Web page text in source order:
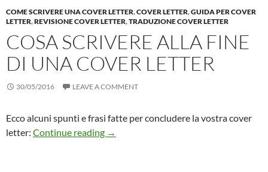
COME SCRIVERE UNA COVER LETTER,COVER LETTER,GUIDA PER COVER
LETTER,REVISIONE COVER LETTER,TRADUZIONE COVER LETTER
COSA SCRIVERE ALLA FINE
DI UNA COVER LETTER
30/05/2016 LEAVE A COMMENT
Ecco alcuni spunti e frasi fatte per concludere la vostra cover
letter: Continue reading Cosa scrivere alla fine di una Cover
→